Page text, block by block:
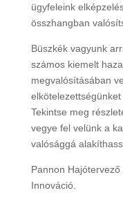
ügyfeleink
összhangban
Büszkék vagyunk
számos kiemelt
megvalósításában
Tekintse meg
vegye fel velünk a
valósággá
Pannon
Innováció.